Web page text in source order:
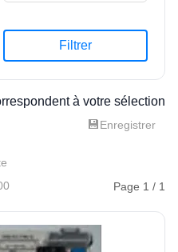
Filtrer
à votre sélection
💾Enregistrer
Page 1 / 1